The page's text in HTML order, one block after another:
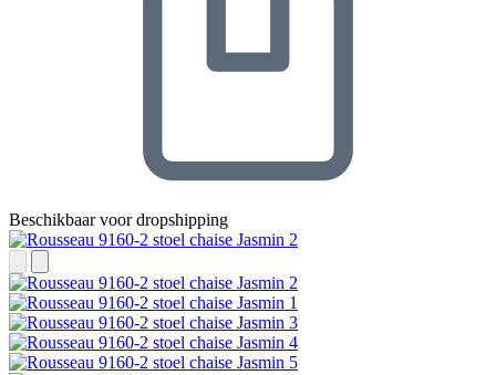
Beschikbaar voor dropshipping